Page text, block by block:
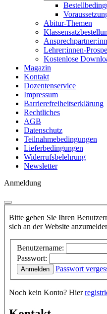
Abitur-Themen
Lehrer:innen-
Kostenlose
Magazin
Kontakt
Dozentenservice
Impressum
Barrierefreiheitserklärung
Rechtliches
AGB
Datenschutz
Teilnahmebedingungen
Lieferbedingungen
Widerrufsbelehrung
Newsletter
Anmeldung